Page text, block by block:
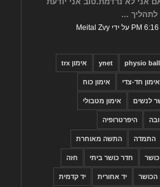
...
physio ball
ynet אימון trx
אימון חד-צדי אימון כוח
לנשים אימון מטבולי
היפרטרופיה
התמדה התשה מאוחרת
חדר כושר ביתי חזה
הכושר יד אחורית יד קדמית